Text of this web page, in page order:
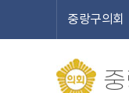
중랑구의회